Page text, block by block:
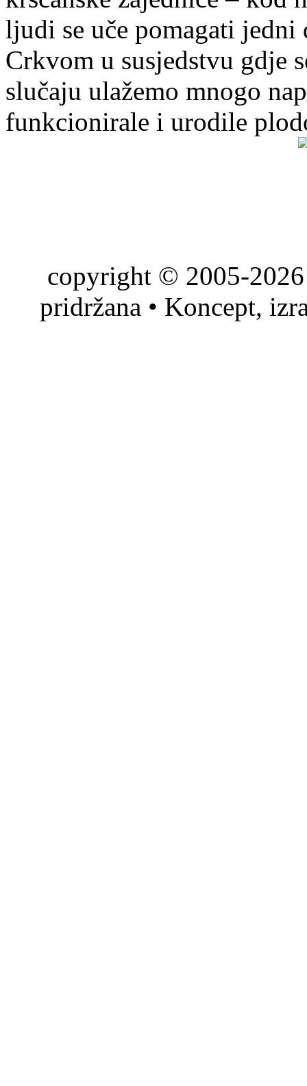
ljudi se uče pomagati
Crkvom u susjedstvu gdje
slučaju ulažemo mnogo
funkcionirale i urodile
copyright © 2005-
pridržana • Koncept,